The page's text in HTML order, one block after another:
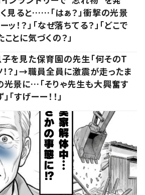
く見ると……「はぁ？」衝撃の光景
ッ！？」「なぜ落ちてる？」「どこで
とに気づくの？」
を見た保育園の先生「何そのT
！？」→職員全員に激震が走ったま
光景に…「そりゃ先生も大興奮す
「すげーー！！」